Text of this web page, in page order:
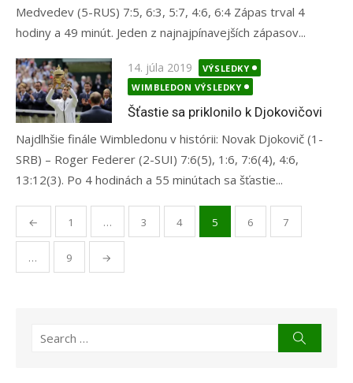
Medvedev (5-RUS) 7:5, 6:3, 5:7, 4:6, 6:4 Zápas trval 4
hodiny a 49 minút. Jeden z najnajpínavejších zápasov...
Posted
on
14. júla 2019
VÝSLEDKY
WIMBLEDON VÝSLEDKY
Šťastie sa priklonilo k Djokovičovi
Najdlhšie finále Wimbledonu v histórii: Novak Djokovič (1-
SRB) – Roger Federer (2-SUI) 7:6(5), 1:6, 7:6(4), 4:6,
13:12(3). Po 4 hodinách a 55 minútach sa šťastie...
Stránkovanie
príspevkov
← 1 … 3 4 5 6 7
… 9 →
Search